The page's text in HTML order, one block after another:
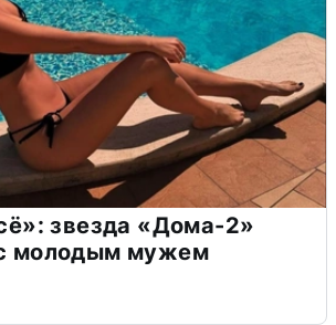
звезда «Дома-2»
молодым мужем